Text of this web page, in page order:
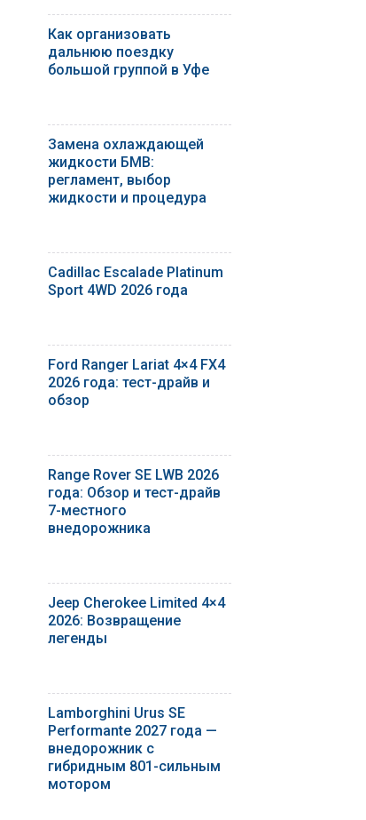
Как организовать
дальнюю поездку
большой группой в Уфе
Замена охлаждающей
жидкости БМВ:
регламент, выбор
жидкости и процедура
Cadillac Escalade Platinum
Sport 4WD 2026 года
Ford Ranger Lariat 4×4 FX4
2026 года: тест-драйв и
обзор
Range Rover SE LWB 2026
года: Обзор и тест-драйв
7-местного
внедорожника
Jeep Cherokee Limited 4×4
2026: Возвращение
легенды
Lamborghini Urus SE
Performante 2027 года —
внедорожник с
гибридным 801-сильным
мотором